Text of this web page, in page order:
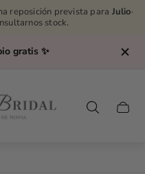
reposición prevista para Julio·
stock.
gratis ✨
Cart